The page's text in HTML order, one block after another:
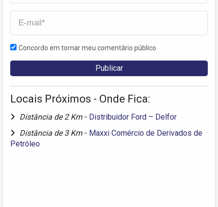
Concordo em tornar meu comentário público
Locais Próximos - Onde Fica:
Distância de 2 Km - Distribuidor Ford – Delfor
Distância de 3 Km - Maxxi Comércio de Derivados de
Petróleo